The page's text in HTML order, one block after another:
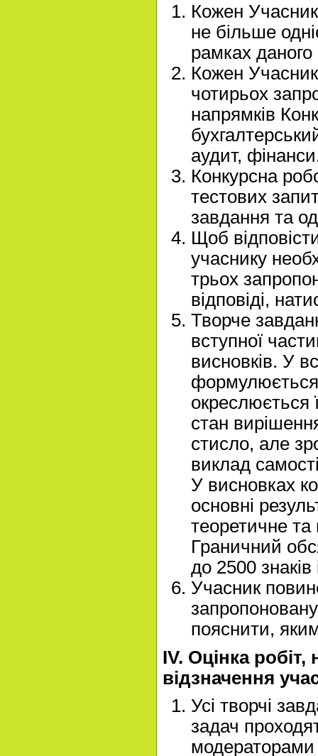
Кожен
не більше
рамках даного
Кожен
чотирьох
напрямків
аудит,
Конкурсна
тестових
завдання та
Щоб
учаснику
трьох
відповіді,
Творче
вступної
висновків. У
окреслюється
стан
стисло, але
виклад
У висновках
основні
теоретичне та
Граничний
до 2500 знаків
Учасник
пояснити,
IV. Оцінка
відзначення
Усі творчі
задач
модераторами